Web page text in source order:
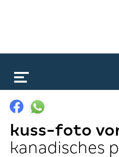
kuss-foto
kanadisches